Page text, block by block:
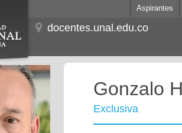
Aspirantes
docentes.unal.edu.co
Gonzalo
Exclusiva